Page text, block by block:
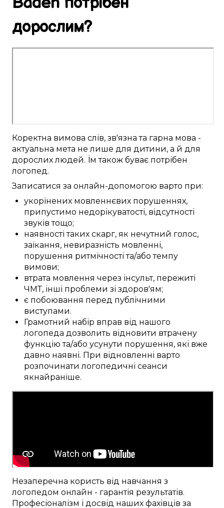
дорослим?
Коректна вимова слів, зв'язна та гарна мова -
актуальна мета не лише для дитини, а й для
дорослих людей. Їмтакож буває потрібен
логопед .
Записатися за онлайн-допомогою варто при:
укорінених мовленнєвих порушеннях,
припустимо недорікуватості, відсутності
звуків тощо;
наявності таких скарг, як нечутний голос,
заїкання, невиразність мовленні,
порушення ритмічності та/аботемпу
вимови;
втрата мовлення через інсульт, пережиті
ЧМТ, інші проблеми зі здоров'ям;
є побоювання перед публічними
виступами.
Грамотний набір вправ від нашого
логопеда дозволить відновити втрачену
функцію та/або усунути порушення, які вже
давно наявні. При відновленні варто
розпочинати логопедичні сеанси
якнайраніше.
Незаперечна користь від навчання з
логопедом онлайн - гарантія результатів.
Професіоналізм і досвід наших фахівців за